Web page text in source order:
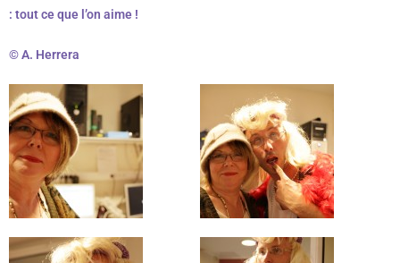
: tout ce que l’on aime !
© A. Herrera